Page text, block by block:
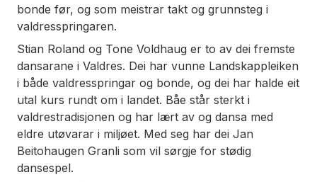
bonde før, og som meistrar takt og grunnsteg i
valdresspringaren.
Stian Roland og Tone Voldhaug er to av dei fremste
dansarane i Valdres. Dei har vunne Landskappleiken
i både valdresspringar og bonde, og dei har halde eit
utal kurs rundt om i landet. Båe står sterkt i
valdrestradisjonen og har lært av og dansa med
eldre utøvarar i miljøet. Med seg har dei Jan
Beitohaugen Granli som vil sørgje for stødig
dansespel.